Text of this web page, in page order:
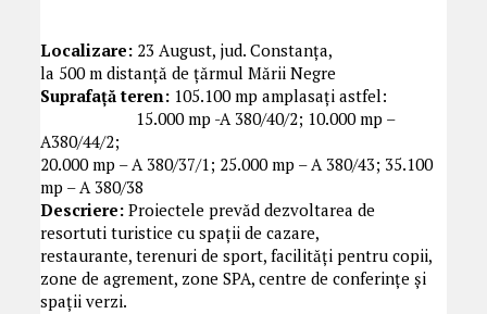
Localizare:23 August, jud. Constanța,
la 500 m distanță de țărmul Mării Negre
Suprafață teren:105.100 mp amplasați astfel:
15.000 mp -A 380/40/2; 10.000 mp –
A380/44/2;
20.000 mp – A 380/37/1; 25.000 mp – A 380/43; 35.100
mp – A 380/38
Descriere:Proiectele prevăd dezvoltarea de
resortuti turistice cu spații de cazare,
restaurante, terenuri de sport, facilități pentru copii,
zone de agrement, zone SPA, centre de conferințe și
spații verzi.